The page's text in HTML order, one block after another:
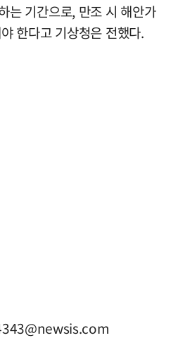
는 기간으로, 만조 시 해안가
한다고 기상청은 전했다.